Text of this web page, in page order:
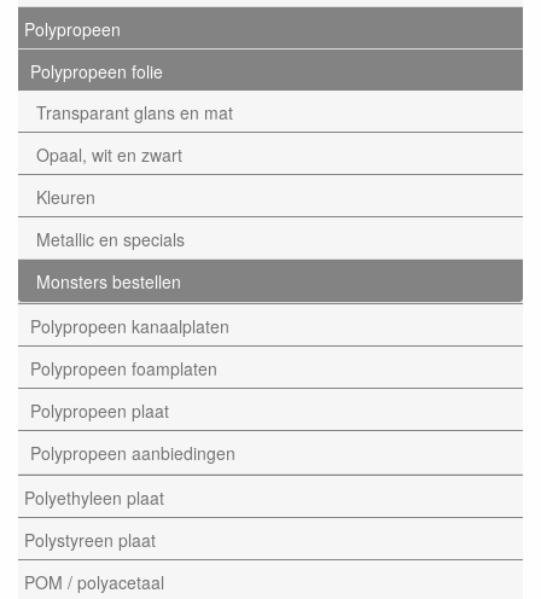
Polypropeen
Polypropeen folie
Transparant glans en mat
Opaal, wit en zwart
Kleuren
Metallic en specials
Monsters bestellen
Polypropeen kanaalplaten
Polypropeen foamplaten
Polypropeen plaat
Polypropeen aanbiedingen
Polyethyleen plaat
Polystyreen plaat
POM / polyacetaal